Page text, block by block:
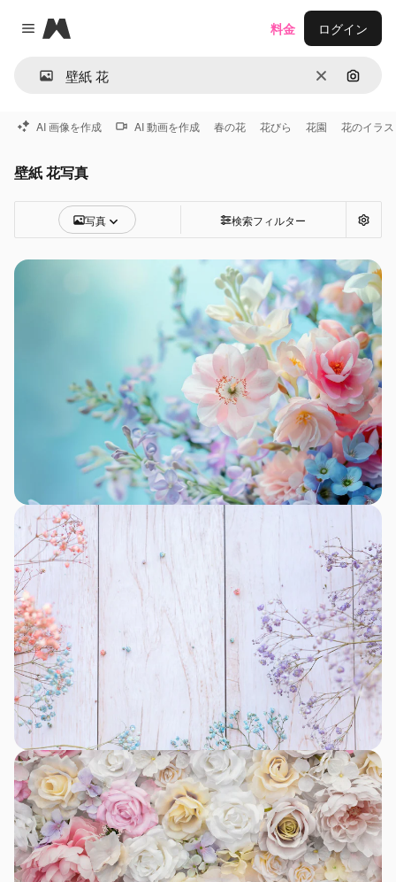
Close menu
Magnific
消去 画像で
料金 ログイン
AI 画像を作成 AI 動画を作成 春の花 花びら 花園 花のイラ
壁紙 花写真
写真 検索フィルター